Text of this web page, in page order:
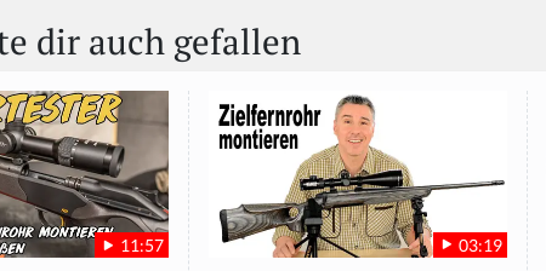
dir auch gefallen
11:57 03:19